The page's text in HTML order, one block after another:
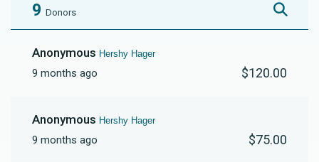
9 Donors
Anonymous Hershy Hager
9 months ago $120.00
Anonymous Hershy Hager
9 months ago $75.00